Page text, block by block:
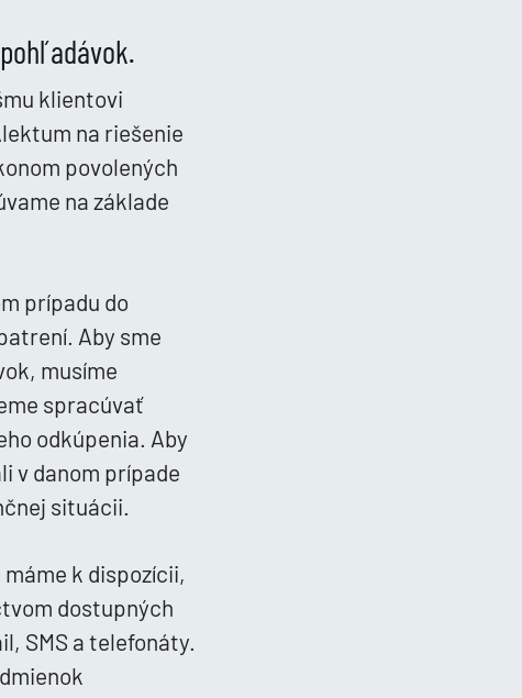
klientovi
na riešenie
povolených
na základe
prípadu do
Aby sme
musíme
spracúvať
odkúpenia. Aby
v danom prípade
situácii.
k dispozícii,
dostupných
SMS a telefonáty.